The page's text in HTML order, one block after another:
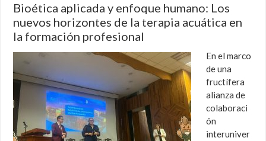
Bioética aplicada y enfoque humano: Los
nuevos horizontes de la terapia acuática en
la formación profesional
En el marco
de una
fructífera
alianza de
colaboraci
ón
interuniver